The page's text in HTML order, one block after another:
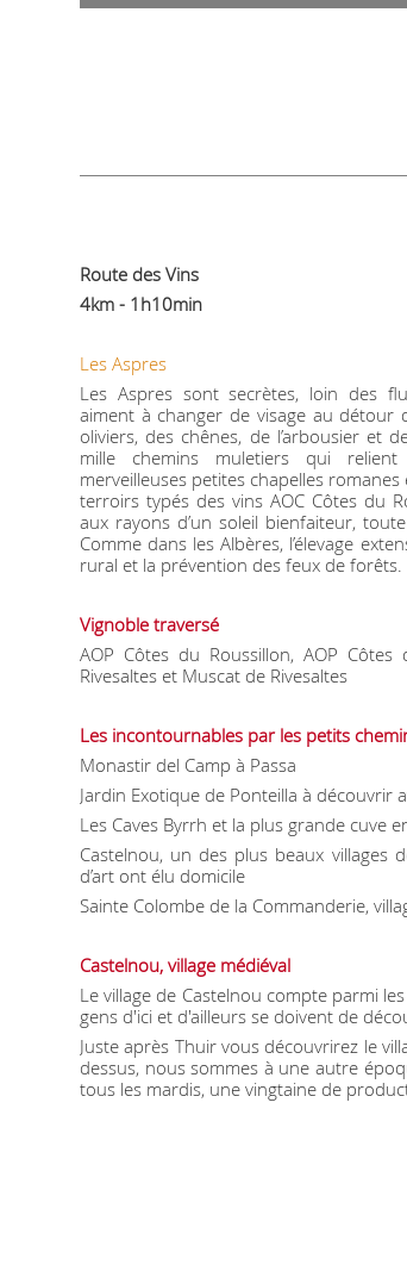
Route des Vins
4km - 1h10min
Les Aspres
Les Aspres sont secrètes, loin des
aiment à changer de visage au détour
oliviers, des chênes, de l’arbousier et
mille chemins muletiers qui
merveilleuses petites chapelles
terroirs typés des vins AOC Côtes du
aux rayons d’un soleil bienfaiteur,
Comme dans les Albères, l’élevage
rural et la prévention des feux de forêts.
Vignoble traversé
AOP Côtes du Roussillon, AOP Côtes
Rivesaltes et Muscat de Rivesaltes
Les incontournables par les petits
Monastir del Camp à Passa
Jardin Exotique de Ponteilla à découvrir
Les Caves Byrrh et la plus grande cuve
Castelnou, un des plus beaux villages
d’art ont élu domicile
Sainte Colombe de la Commanderie,
Castelnou, village médiéval
Le village de Castelnou compte parmi
gens d'ici et d'ailleurs se doivent de
Juste après Thuir vous découvrirez le
dessus, nous sommes à une autre
tous les mardis, une vingtaine de